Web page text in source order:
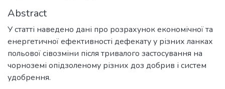
Abstract
У статті наведено дані про розрахунок економічної та
енергетичної ефективності дефекату у різних ланках
польової сівозміни після тривалого застосування на
чорноземі опідзоленому різних доз добрив і систем
удобрення.